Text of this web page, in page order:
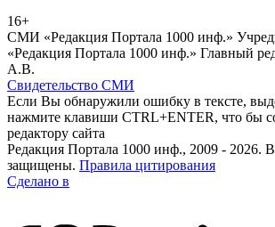
16+
СМИ «Редакция Портала 1000 инф.»
«Редакция Портала 1000 инф.» Главный
А.В.
Свидетельство СМИ
Если Вы обнаружили ошибку в тексте,
нажмите клавиши CTRL+ENTER, что бы
редактору сайта
Редакция Портала 1000 инф., 2009 - 2026.
защищены. Правила цитирования
Сделано в